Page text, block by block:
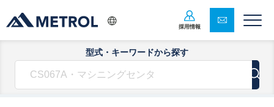
採用情報
型式・キーワードから探す